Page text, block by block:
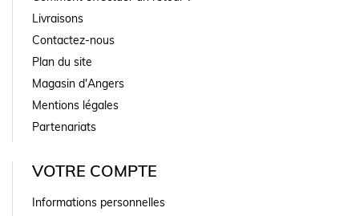
Livraisons
Contactez-nous
Plan du site
Magasin d'Angers
Mentions légales
Partenariats
VOTRE COMPTE
Informations personnelles